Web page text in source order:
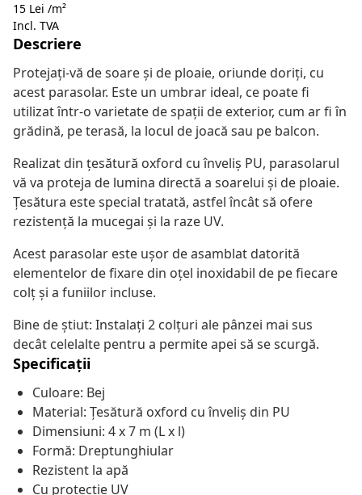
15 Lei /m²
Incl. TVA
Descriere
Protejați-vă de soare și de ploaie, oriunde doriți, cu
acest parasolar. Este un umbrar ideal, ce poate fi
utilizat într-o varietate de spații de exterior, cum ar fi în
grădină, pe terasă, la locul de joacă sau pe balcon.
Realizat din țesătură oxford cu înveliș PU, parasolarul
vă va proteja de lumina directă a soarelui și de ploaie.
Țesătura este special tratată, astfel încât să ofere
rezistență la mucegai și la raze UV.
Acest parasolar este ușor de asamblat datorită
elementelor de fixare din oțel inoxidabil de pe fiecare
colț și a funiilor incluse.
Bine de știut: Instalați 2 colțuri ale pânzei mai sus
decât celelalte pentru a permite apei să se scurgă.
Specificații
Culoare: Bej
Material: Țesătură oxford cu înveliș din PU
Dimensiuni: 4 x 7 m (L x l)
Formă: Dreptunghiular
Rezistent la apă
Cu protecție UV